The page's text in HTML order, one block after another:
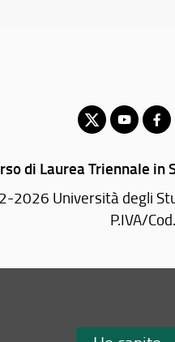
di Laurea Triennale in
2026 Università degli
P.IVA/
delle Cascine, 18